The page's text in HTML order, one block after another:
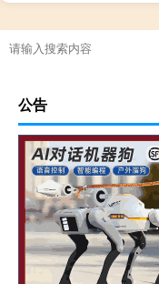
公告